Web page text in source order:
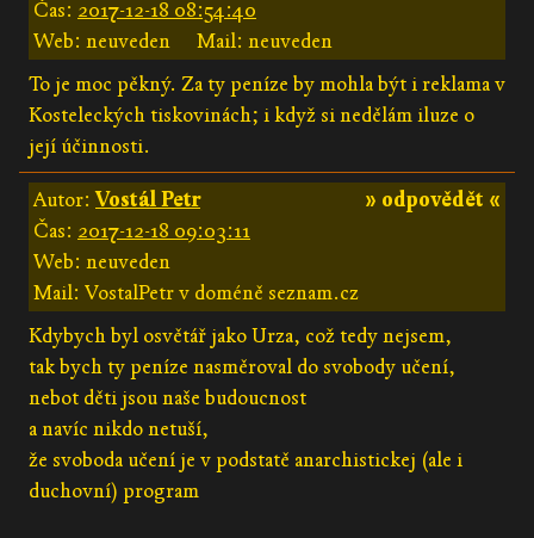
Čas: 2017-12-18 08:54:40
Web: neuveden
Mail: neuveden
To je moc pěkný. Za ty peníze by mohla být i reklama v
Kosteleckých tiskovinách; i když si nedělám iluze o
její účinnosti.
» odpovědět «
Autor:Vostál Petr
Čas: 2017-12-18 09:03:11
Web: neuveden
Mail: VostalPetr v doméně seznam.cz
Kdybych byl osvětář jako Urza, což tedy nejsem,
tak bych ty peníze nasměroval do svobody učení,
nebot děti jsou naše budoucnost
a navíc nikdo netuší,
že svoboda učení je v podstatě anarchistickej (ale i
duchovní) program